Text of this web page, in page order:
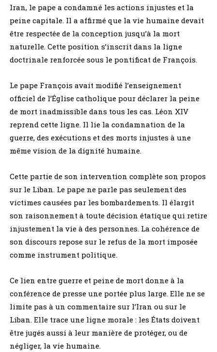
Iran, le pape a condamné les actions injustes et la
peine capitale. Il a affirmé que la vie humaine devait
être respectée de la conception jusqu’à la mort
naturelle. Cette position s’inscrit dans la ligne
doctrinale renforcée sous le pontificat de François.
Le pape François avait modifié l’enseignement
officiel de l’Église catholique pour déclarer la peine
de mort inadmissible dans tous les cas. Léon XIV
reprend cette ligne. Il lie la condamnation de la
guerre, des exécutions et des morts injustes à une
même vision de la dignité humaine.
Cette partie de son intervention complète son propos
sur le Liban. Le pape ne parle pas seulement des
victimes causées par les bombardements. Il élargit
son raisonnement à toute décision étatique qui retire
injustement la vie à des personnes. La cohérence de
son discours repose sur le refus de la mort imposée
comme instrument politique.
Ce lien entre guerre et peine de mort donne à la
conférence de presse une portée plus large. Elle ne se
limite pas à un commentaire sur l’Iran ou sur le
Liban. Elle trace une ligne morale : les États doivent
être jugés aussi à leur manière de protéger, ou de
négliger, la vie humaine.